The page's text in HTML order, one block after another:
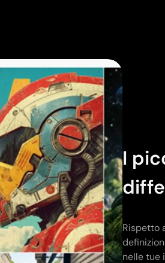
I
Rispetto
nelle tue